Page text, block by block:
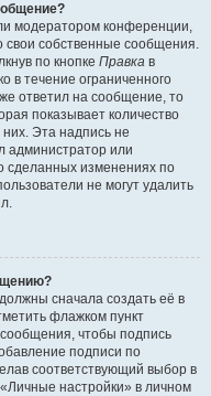
модератором конференции,
свои собственные сообщения.
по кнопке Правка в
в течение ограниченного
ответил на сообщение, то
показывает количество
Эта надпись не
администратор или
сделанных изменениях по
не могут удалить
сначала создать её в
флажком пункт
чтобы подпись
подписи по
соответствующий выбор в
настройки» в личном